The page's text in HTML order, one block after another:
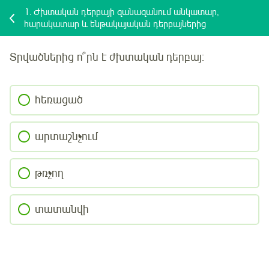
1. Ժխտական դերբայի զանազանում անկատար,
հարակատար և ենթակայական դերբայներից
Տրվածներից ո՞րն է ժխտական դերբայ:
հեռացած
արտաշնչում
թռչող
տատանվի